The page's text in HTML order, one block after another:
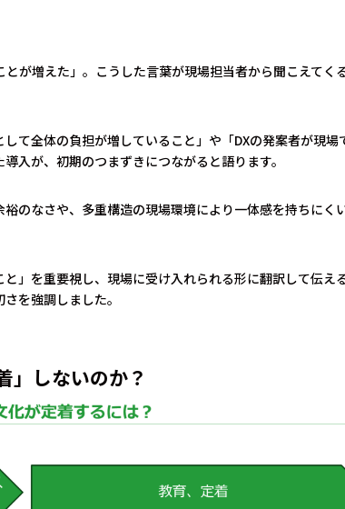
とが増えた」――。こうした言葉が現場担当者から聞こえて
て全体の負担が増していること」や「DXの発案者が現
入が、初期のつまずきにつながると語ります。
のなさや、多重構造の現場環境により一体感を持ちにく
」を重要視し、現場に受け入れられる形に翻訳して伝え
を強調しました。
」しないのか？